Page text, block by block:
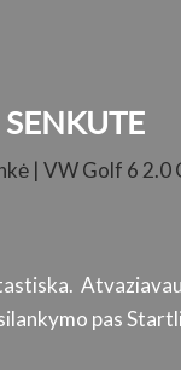
| VW Golf 6 2.0
pas